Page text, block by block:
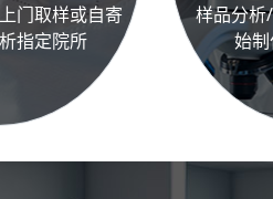
门取样或自寄
指定院所
样品分析
始